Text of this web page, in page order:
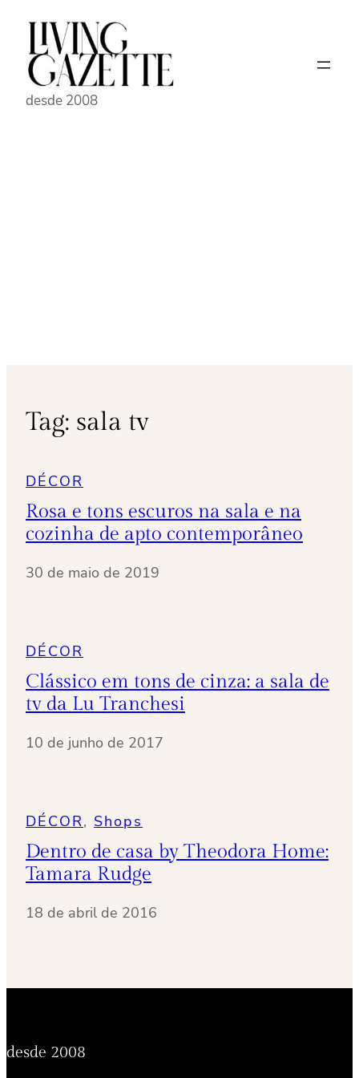
Pular
conteúdo
desde 2008
Tag: sala tv
DÉCOR
Rosa e tons escuros na sala e na
cozinha de apto contemporâneo
30 de maio de 2019
DÉCOR
Clássico em tons de cinza: a sala de
tv da Lu Tranchesi
10 de junho de 2017
DÉCOR, Shops
Dentro de casa by Theodora Home:
Tamara Rudge
18 de abril de 2016
desde 2008